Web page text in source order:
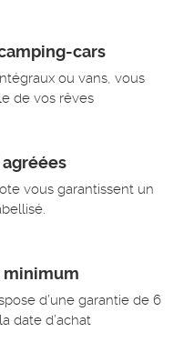
cars
ou vans, vous
de vos rêves
agréées
vous garantissent un
minimum
d’une garantie de 6
date d’achat